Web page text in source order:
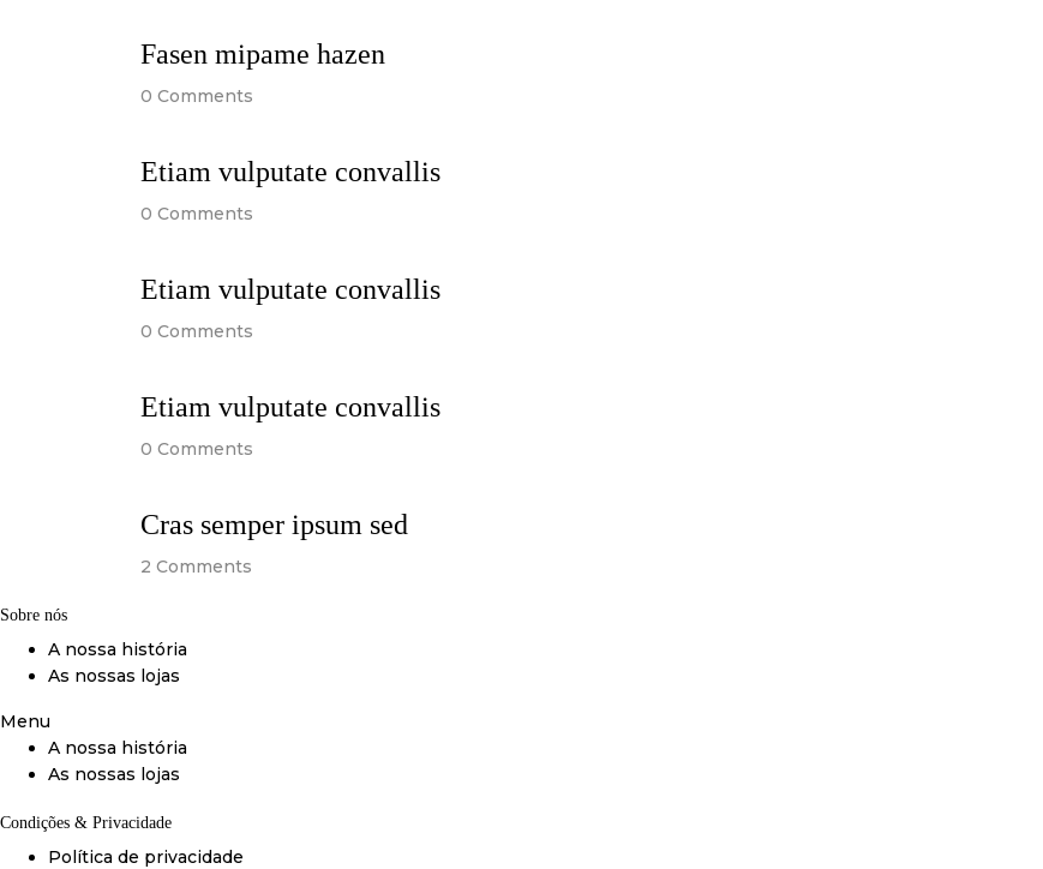
Fasen mipame hazen
0 Comments
Etiam vulputate convallis
0 Comments
Etiam vulputate convallis
0 Comments
Etiam vulputate convallis
0 Comments
Cras semper ipsum sed
2 Comments
Sobre nós
A nossa história
As nossas lojas
Menu
A nossa história
As nossas lojas
Condições & Privacidade
Política de privacidade